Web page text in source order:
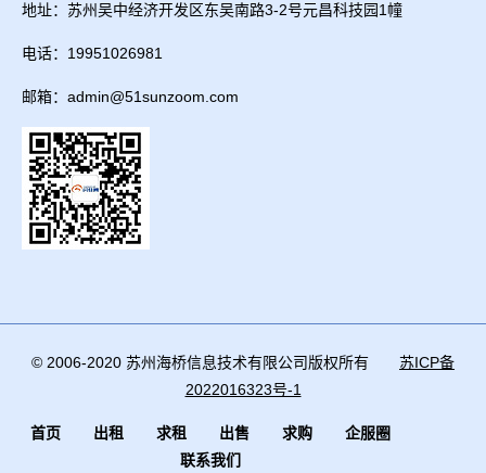
地址：苏州吴中经济开发区东吴南路3-2号元昌科技园1幢
电话：19951026981
邮箱：admin@51sunzoom.com
© 2006-2020 苏州海桥信息技术有限公司版权所有 苏ICP备
2022016323号-1
首页 出租 求租 出售 求购
企服圈
联系我们